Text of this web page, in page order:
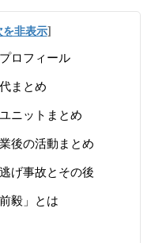
を非表示]
ロフィール
まとめ
ニットまとめ
後の活動まとめ
げ事故とその後
毅」とは